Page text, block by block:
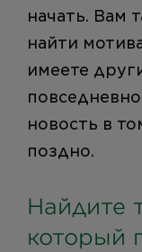
начать. Вам
найти
имеете
новость в
поздно.
Найдите
который